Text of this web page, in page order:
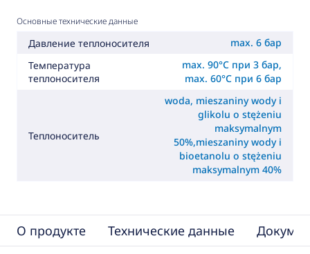
Основные технические данные
Давление теплоносителя
max. 6 бар
Температура
теплоносителя
max. 90°C при 3 бар,
max. 60°C при 6 бар
Теплоноситель
woda, mieszaniny wody i
glikolu o stężeniu
maksymalnym
50%,mieszaniny wody i
bioetanolu o stężeniu
maksymalnym 40%
О продукте Технические данные